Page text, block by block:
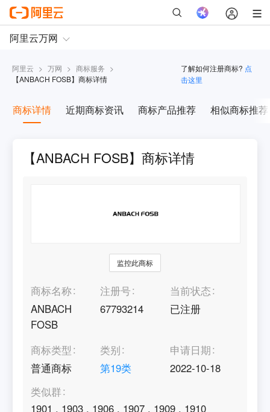
阿里云 > 万网 > 商标服务 >
【ANBACH FOSB】商标详情
了解如何注册商标? 点
击这里
商标详情 近期商标资讯 商标产品推荐 相似商标推荐
【ANBACH FOSB】商标详情
监控此商标
商标名称
ANBACH
FOSB
注册号
67793214
当前状态
已注册
商标类型
普通商标
类别
第19类
申请日期
2022-10-18
类似群
1901 , 1903 , 1906 , 1907 , 1909 , 1910